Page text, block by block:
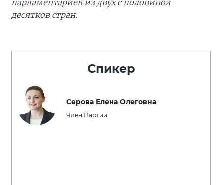
парламентариев из двух с половиной
десятков стран.
Спикер
Серова Елена Олеговна
Член Партии